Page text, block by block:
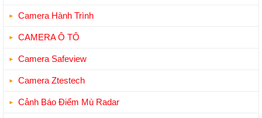
Camera Hành Trình
CAMERA Ô TÔ
Camera Safeview
Camera Ztestech
Cảnh Báo Điểm Mù Radar